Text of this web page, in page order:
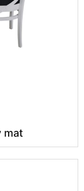
mat